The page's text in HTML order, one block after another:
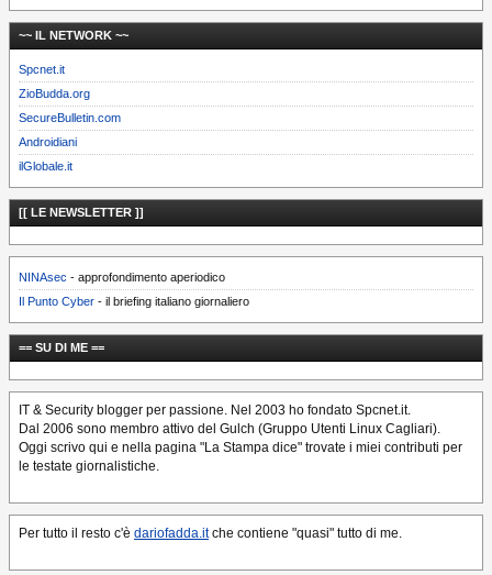
~~ IL NETWORK ~~
Spcnet.it
ZioBudda.org
SecureBulletin.com
Androidiani
ilGlobale.it
[[ LE NEWSLETTER ]]
NINAsec - approfondimento aperiodico
Il Punto Cyber - il briefing italiano giornaliero
== SU DI ME ==
IT & Security blogger per passione. Nel 2003 ho fondato Spcnet.it.
Dal 2006 sono membro attivo del Gulch (Gruppo Utenti Linux Cagliari).
Oggi scrivo qui e nella pagina "La Stampa dice" trovate i miei contributi per
le testate giornalistiche.
Per tutto il resto c'è dariofadda.itche contiene "quasi" tutto di me.